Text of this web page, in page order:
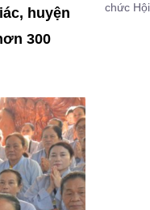
huyện
300
chức
các
thiện
điều và